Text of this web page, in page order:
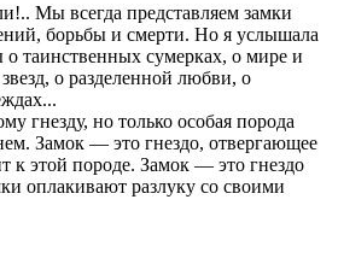
Мы всегда представляем замки
борьбы и смерти. Но я услышала
о таинственных сумерках, о мире и
о разделенной любви, о
гнезду, но только особая порода
Замок — это гнездо, отвергающее
к этой породе. Замок — это гнездо
оплакивают разлуку со своими